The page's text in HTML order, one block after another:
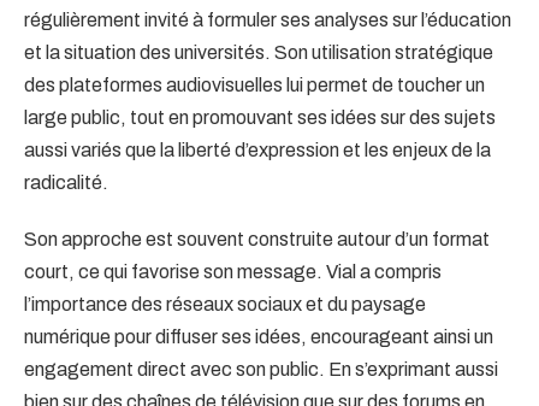
régulièrement invité à formuler ses analyses sur l’éducation
et la situation des universités. Son utilisation stratégique
des plateformes audiovisuelles lui permet de toucher un
large public, tout en promouvant ses idées sur des sujets
aussi variés que la liberté d’expression et les enjeux de la
radicalité.
Son approche est souvent construite autour d’un format
court, ce qui favorise son message. Vial a compris
l’importance des réseaux sociaux et du paysage
numérique pour diffuser ses idées, encourageant ainsi un
engagement direct avec son public. En s’exprimant aussi